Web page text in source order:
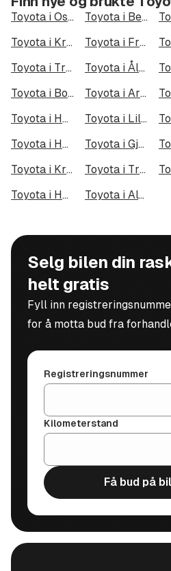
Toyota i Oslo Toyota i Bergen
Toyota i Kristiansand
Toyota i Fredrikstad
Toyota i Tromsø
Toyota i Ålesund
Toyota i Bodø
Toyota i Arendal
Toyota i Halden
Toyota i Lillehammer
Toyota i Harstad
Toyota i Gjøvik
Toyota i Kristiansund
Toyota i Tromsdalen
Toyota i Haugesund
Toyota i Alta
Selg bilen din
helt gratis
Fyll inn
for å motta bud fra
Registreringsnummer
Kilometerstand
Få bud på